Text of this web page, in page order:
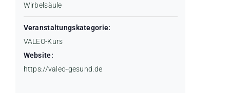
Wirbelsäule
Veranstaltungskategorie:
VALEO-Kurs
Website:
https://valeo-gesund.de